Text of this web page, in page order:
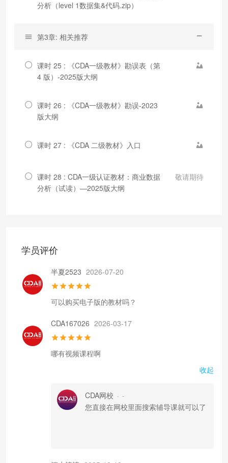
分析（level 1数据集&代码.zip）
第3章: 相关推荐
课时 25 : 《CDA一级教材》勘误表（第
4 版）-2025版大纲
课时 26 : 《CDA一级教材》勘误-2023
版大纲
课时 27 : 《CDA 二级教材》入口
课时 28 : CDA一级认证教材：商业数据
分析（试读）—2025版大纲
敬请期待
学员评价
半夏2523 2026-07-20
可以购买电子版的教材吗？
CDA167026 2026-03-17
哪有视频课程啊
收起
CDA网校 • -
您直接在网校里面搜索辅导课就可以了